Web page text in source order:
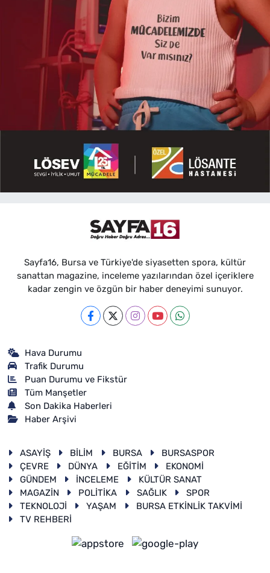
Sayfa16, Bursa ve Türkiye'de siyasetten spora, kültür
sanattan magazine, inceleme yazılarından özel içeriklere
kadar zengin ve özgün bir haber deneyimi sunuyor.
Hava Durumu
Trafik Durumu
Puan Durumu ve Fikstür
Tüm Manşetler
Son Dakika Haberleri
Haber Arşivi
ASAYİŞ BİLİM BURSA
BURSASPOR
ÇEVRE
DÜNYA EĞİTİM
EKONOMİ
GÜNDEM
İNCELEME
KÜLTÜR SANAT
MAGAZİN
POLİTİKA SAĞLIK
SPOR
TEKNOLOJİ
YAŞAM
BURSA ETKİNLİK TAKVİMİ
TV REHBERİ